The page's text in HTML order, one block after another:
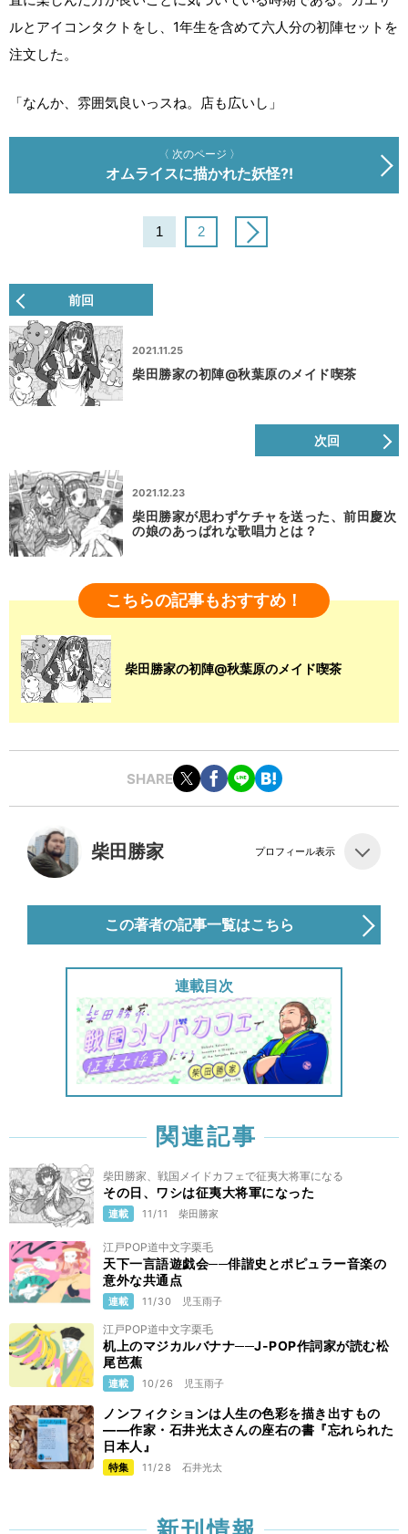
ルとアイコンタクトをし、1年生を含めて六人分の初陣セットを
注文した。
「なんか、雰囲気良いっスね。店も広いし」
〈 次のページ 〉
オムライスに描かれた妖怪?!
1 2
前回
2021.11.25
柴田勝家の初陣@秋葉原のメイド喫茶
次回
2021.12.23
柴田勝家が思わずケチャを送った、前田慶次
の娘のあっぱれな歌唱力とは？
こちらの記事もおすすめ！
柴田勝家の初陣@秋葉原のメイド喫茶
SHARE
柴田勝家 プロフィール表示
この著者の記事一覧はこちら
連載目次
関連記事
柴田勝家、戦国メイドカフェで征夷大将軍になる
その日、ワシは征夷大将軍になった
連載 11/11 柴田勝家
江戸POP道中文字栗毛
天下一言語遊戯会──俳諧史とポピュラー音楽の
意外な共通点
連載 11/30 児玉雨子
江戸POP道中文字栗毛
机上のマジカルバナナ──J-POP作詞家が読む松
尾芭蕉
連載 10/26 児玉雨子
ノンフィクションは人生の色彩を描き出すもの
――作家・石井光太さんの座右の書『忘れられた
日本人』
特集 11/28 石井光太